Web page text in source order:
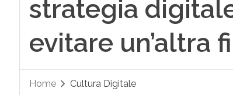
strategia
evitare un’altra
Home Cultura Digitale